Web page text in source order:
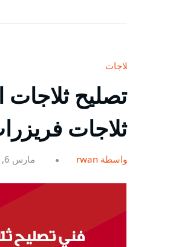
ثلاجات
ثلاجات
بواسطة rwan مارس 6, 2021